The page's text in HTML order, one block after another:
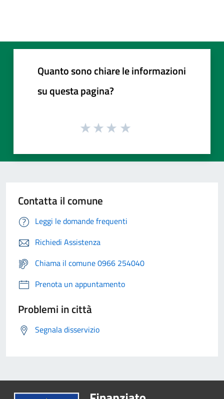
Quanto sono chiare le informazioni
su questa pagina?
Contatta il comune
Leggi le domande frequenti
Richiedi Assistenza
Chiama il comune 0966 254040
Prenota un appuntamento
Problemi in città
Segnala disservizio